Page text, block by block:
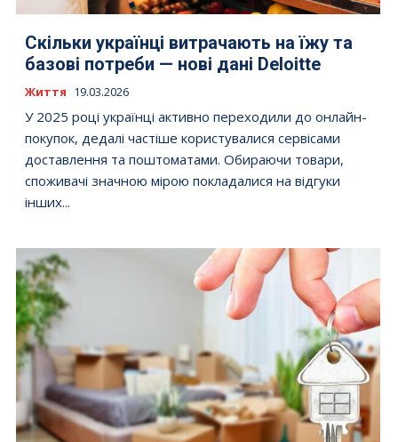
Скільки українці витрачають на їжу та
базові потреби — нові дані Deloitte
Життя 19.03.2026
У 2025 році українці активно переходили до онлайн-
покупок, дедалі частіше користувалися сервісами
доставлення та поштоматами. Обираючи товари,
споживачі значною мірою покладалися на відгуки
інших...